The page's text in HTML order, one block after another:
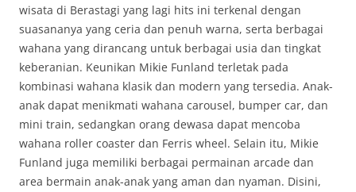
wisata di Berastagi yang lagi hits ini terkenal dengan
suasananya yang ceria dan penuh warna, serta berbagai
wahana yang dirancang untuk berbagai usia dan tingkat
keberanian. Keunikan Mikie Funland terletak pada
kombinasi wahana klasik dan modern yang tersedia. Anak-
anak dapat menikmati wahana carousel, bumper car, dan
mini train, sedangkan orang dewasa dapat mencoba
wahana roller coaster dan Ferris wheel. Selain itu, Mikie
Funland juga memiliki berbagai permainan arcade dan
area bermain anak-anak yang aman dan nyaman. Disini,